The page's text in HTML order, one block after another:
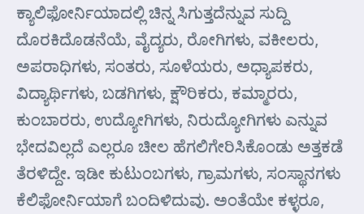
ಕ್ಯಾಲಿಫೋರ್ನಿಯಾದಲ್ಲಿ ಚಿನ್ನ ಸಿಗುತ್ತದೆನ್ನುವ ಸುದ್ದಿ
ದೊರಕಿದೊಡನೆಯೆ, ವೈದ್ಯರು, ರೋಗಿಗಳು, ವಕೀಲರು,
ಅಪರಾಧಿಗಳು, ಸಂತರು, ಸೂಳೆಯರು, ಅಧ್ಯಾಪಕರು,
ವಿದ್ಯಾರ್ಥಿಗಳು, ಬಡಗಿಗಳು, ಕ್ಷೌರಿಕರು, ಕಮ್ಮಾರರು,
ಕುಂಬಾರರು, ಉದ್ಯೋಗಿಗಳು, ನಿರುದ್ಯೋಗಿಗಳು ಎನ್ನುವ
ಭೇದವಿಲ್ಲದೆ ಎಲ್ಲರೂ ಚೀಲ ಹೆಗಲಿಗೇರಿಸಿಕೊಂಡು ಅತ್ತಕಡೆ
ತೆರಳಿದ್ದೇ. ಇಡೀ ಕುಟುಂಬಗಳು, ಗ್ರಾಮಗಳು, ಸಂಸ್ಥಾನಗಳು
ಕೆಲಿಫೋರ್ನಿಯಾಗೆ ಬಂದಿಳಿದುವು. ಅಂತೆಯೇ ಕಳ್ಳರೂ,